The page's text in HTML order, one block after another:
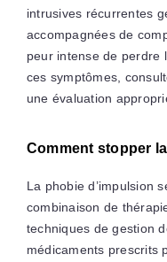
intrusives récurrentes
accompagnées de
peur intense de perdre
ces symptômes,
une évaluation
Comment stopper
La phobie d’impulsion
combinaison de
techniques de gestion
médicaments prescrits